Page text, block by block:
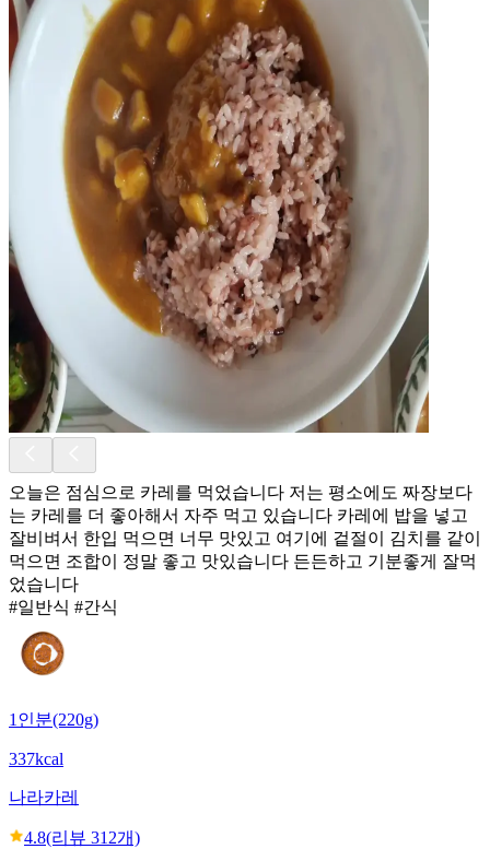
오늘은 점심으로 카레를 먹었습니다 저는 평소에도 짜장보다
는 카레를 더 좋아해서 자주 먹고 있습니다 카레에 밥을 넣고
잘비벼서 한입 먹으면 너무 맛있고 여기에 겉절이 김치를 같이
먹으면 조합이 정말 좋고 맛있습니다 든든하고 기분좋게 잘먹
었습니다
#일반식 #간식
1인분(220g)
337kcal
나라카레
4.8(리뷰 312개)